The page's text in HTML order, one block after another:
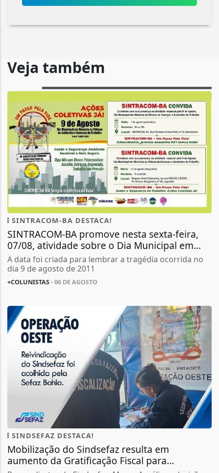
Veja também
SINTRACOM-BA DESTACA!
SINTRACOM-BA promove nesta sexta-feira,
07/08, atividade sobre o Dia Municipal em...
A data foi criada para lembrar a tragédia ocorrida no
dia 9 de agosto de 2011
+COLUNISTAS- 06 DE AGOSTO
SINDSEFAZ DESTACA!
Mobilização do Sindsefaz resulta em
aumento da Gratificação Fiscal para...